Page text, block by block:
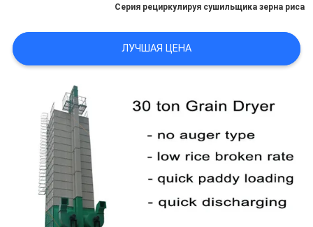
ПОЛИТИКА
УЕДИНЕНИЯ
Серия рециркулируя сушильщика зерна риса
ЛУЧШАЯ ЦЕНА